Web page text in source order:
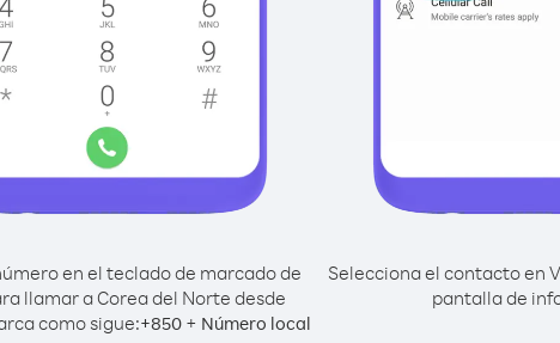
en el teclado de marcado de
llamar a Corea del Norte desde
como sigue:+850+ Número local
Selecciona el contacto en
pantalla de